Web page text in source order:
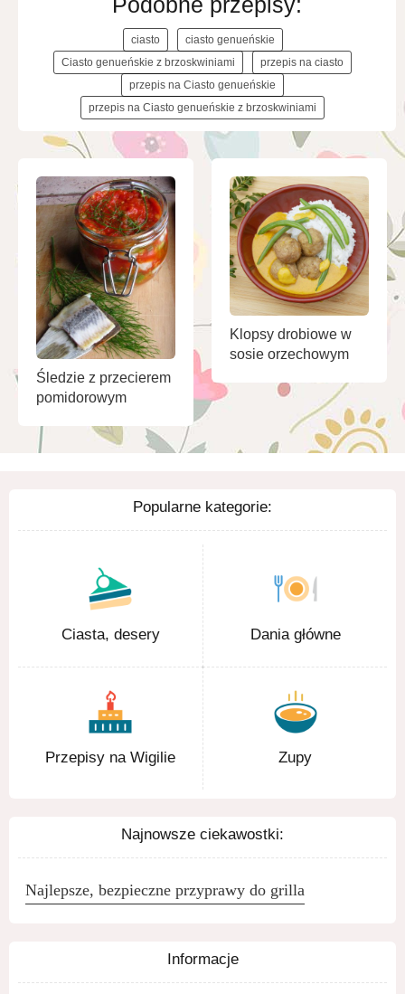
ciasto
ciasto genueńskie
Ciasto genueńskie z brzoskwiniami
przepis na ciasto
przepis na Ciasto genueńskie
przepis na Ciasto genueńskie z brzoskwiniami
Śledzie z przecierem
pomidorowym
Klopsy drobiowe w
sosie orzechowym
Popularne kategorie:
Ciasta, desery Dania główne
Przepisy na Wigilie Zupy
Najnowsze ciekawostki:
Najlepsze, bezpieczne przyprawy do grilla
Informacje